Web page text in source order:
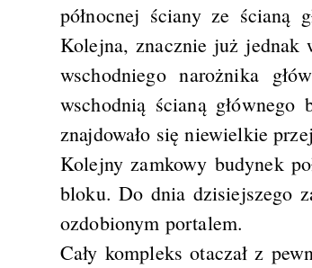
północnej ściany ze ścianą
Kolejna, znacznie już jednak
wschodniego narożnika
wschodnią ścianą głównego
znajdowało się niewielkie
Kolejny zamkowy budynek
bloku. Do dnia dzisiejszego
ozdobionym portalem.
Cały kompleks otaczał z